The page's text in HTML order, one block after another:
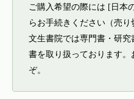
ご購入希望の際には [日本
らお手続きください（売り
文生書院では専門書・研
書を取り扱っております。
ぞ。